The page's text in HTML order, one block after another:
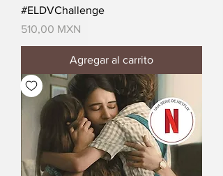
#ELDVChallenge
Precio
510,00 MXN
Agregar al carrito